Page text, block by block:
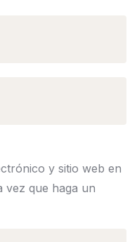
y sitio web en
vez que haga un